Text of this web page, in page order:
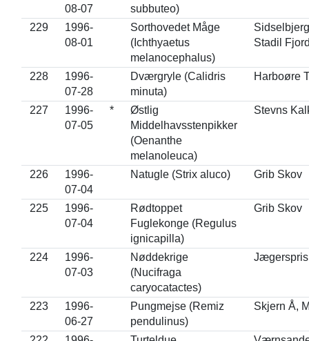
08-07
subbuteo)
229
1996-
08-01
Sorthovedet Måge
(Ichthyaetus
melanocephalus)
Stadil
228
1996-
07-28
Dværgryle (Calidris
minuta)
Harboøre
227
1996-
07-05
*
Østlig
Middelhavsstenpikker
(Oenanthe
melanoleuca)
Stevns
226
1996-
07-04
Natugle (Strix aluco) Grib Skov
225
1996-
07-04
Rødtoppet
Fuglekonge (Regulus
ignicapilla)
Grib Skov
224
1996-
07-03
Nøddekrige
(Nucifraga
caryocatactes)
223
1996-
06-27
Pungmejse (Remiz
pendulinus)
Skjern Å,